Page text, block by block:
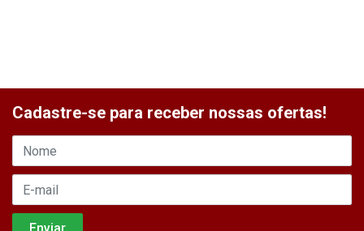
Cadastre-se para receber nossas ofertas!